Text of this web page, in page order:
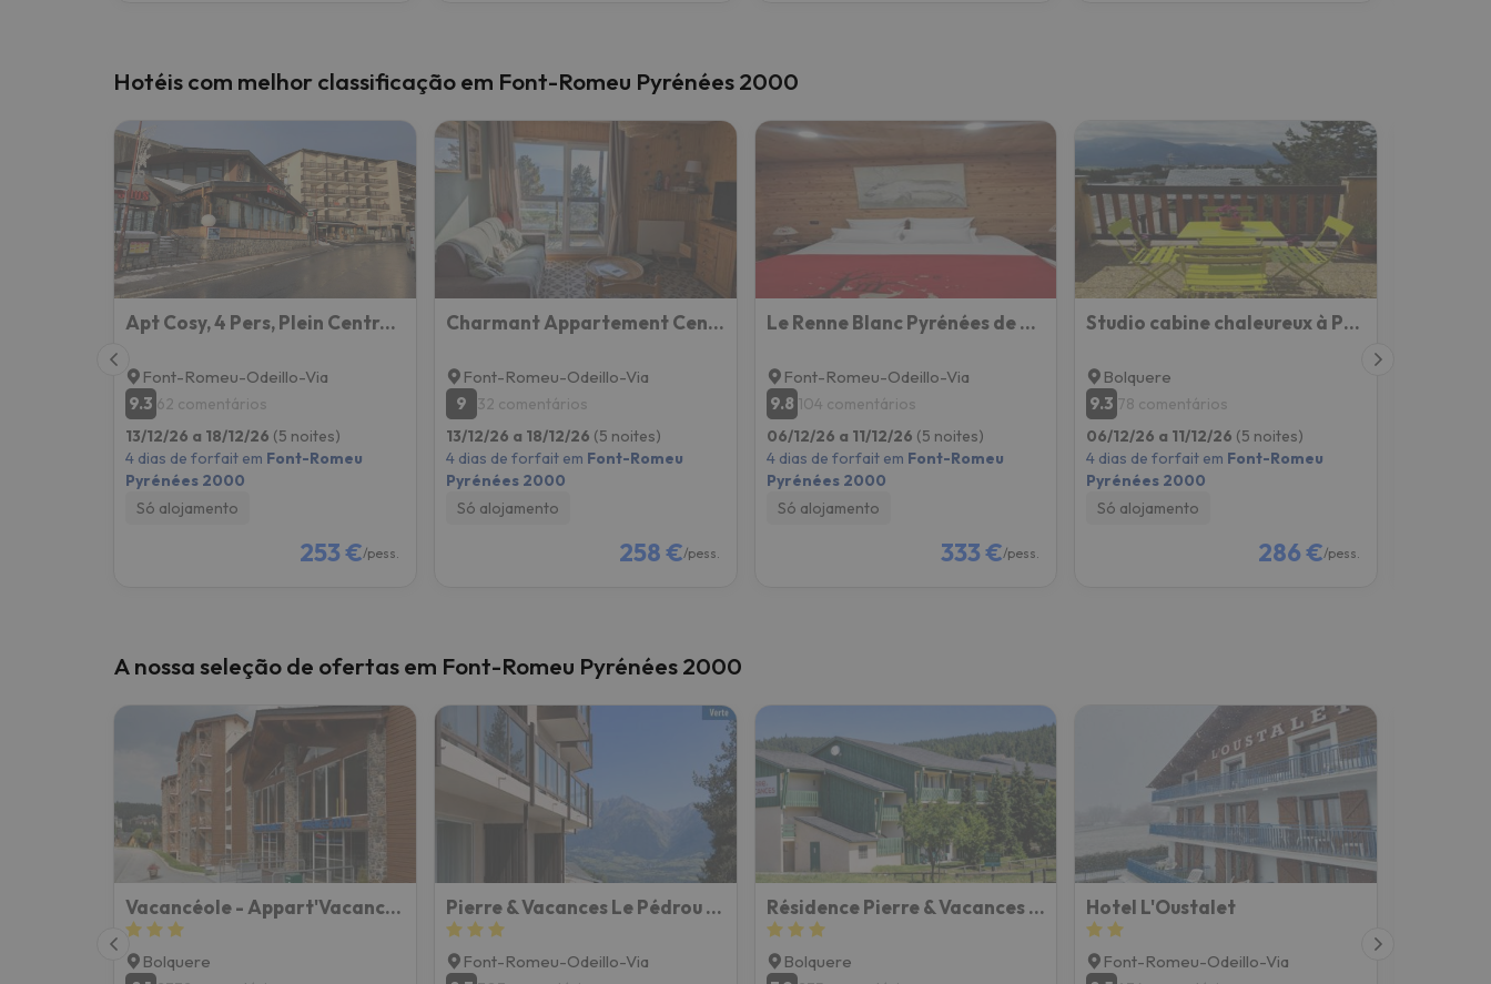
Hotéis com melhor classificação em Font-Romeu Pyrénées 2000
Apt Cosy, 4 Pers, Plein Centre Ville, Parking Offert
Font-Romeu-Odeillo-Via
9.3 62 comentários
13/12/26 a 18/12/26 (5 noites)
4 dias de forfait em Font-Romeu
Pyrénées 2000
Só alojamento
253 €/pess.
Charmant Appartement Centre Ville De Font-romeu, Vue Montagne
Font-Romeu-Odeillo-Via
9
32 comentários
13/12/26 a 18/12/26 (5 noites)
4 dias de forfait em Font-Romeu
Pyrénées 2000
Só alojamento
258 €/pess.
Le Renne Blanc Pyrénées de France
Font-Romeu-Odeillo-Via
9.8 104 comentários
06/12/26 a 11/12/26 (5 noites)
4 dias de forfait em Font-Romeu
Pyrénées 2000
Só alojamento
333 €/pess.
Studio cabine chaleureux à Pyrénées 2000 - WiFi et parking privé
Bolquere
9.3 78 comentários
06/12/26 a 11/12/26 (5 noites)
4 dias de forfait em Font-Romeu
Pyrénées 2000
Só alojamento
286 €/pess.
A nossa seleção de ofertas em Font-Romeu Pyrénées 2000
Vacancéole - Appart'Vacances Pyrénées 2000
Bolquere
Pierre & Vacances Le Pédrou Résidence
Font-Romeu-Odeillo-Via
Résidence Pierre & Vacances Pyrenees 2000 Le Séquoia
Bolquere
Hotel L'Oustalet
Font-Romeu-Odeillo-Via